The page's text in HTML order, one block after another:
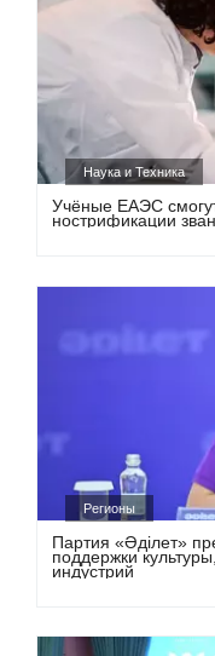
Наука и Техника
Учёные ЕАЭС
нострификации
Регионы
Партия «Әділет»
поддержки
индустрий